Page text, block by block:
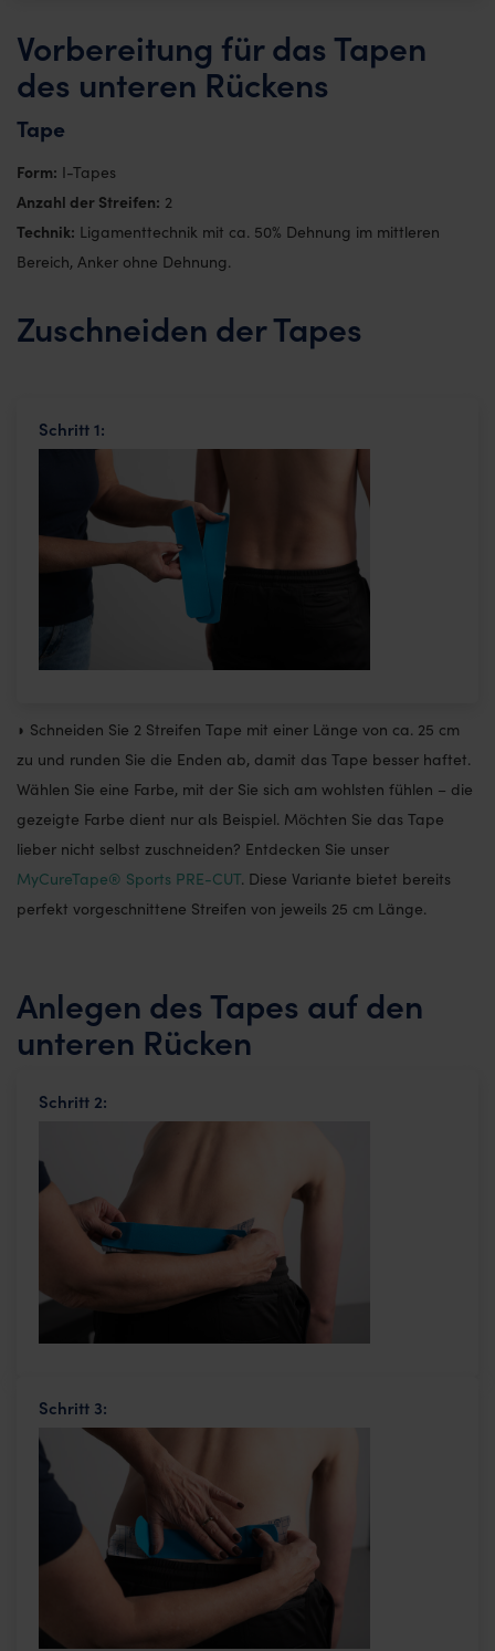
Vorbereitung für das Tapen
des unteren Rückens
Tape
Form: I-Tapes
Anzahl der Streifen: 2
Technik: Ligamenttechnik mit ca. 50% Dehnung im mittleren
Bereich, Anker ohne Dehnung.
Zuschneiden der Tapes
Schritt 1:
◗ Schneiden Sie 2 Streifen Tape mit einer Länge von ca. 25 cm
zu und runden Sie die Enden ab, damit das Tape besser haftet.
Wählen Sie eine Farbe, mit der Sie sich am wohlsten fühlen – die
gezeigte Farbe dient nur als Beispiel. Möchten Sie das Tape
lieber nicht selbst zuschneiden? Entdecken Sie unser
MyCureTape® Sports PRE-CUT. Diese Variante bietet bereits
perfekt vorgeschnittene Streifen von jeweils 25 cm Länge.
Anlegen des Tapes auf den
unteren Rücken
Schritt 2:
Schritt 3: